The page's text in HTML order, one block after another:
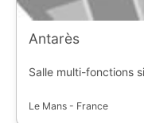
Antarès
Salle multi-fonctions
Le Mans - France